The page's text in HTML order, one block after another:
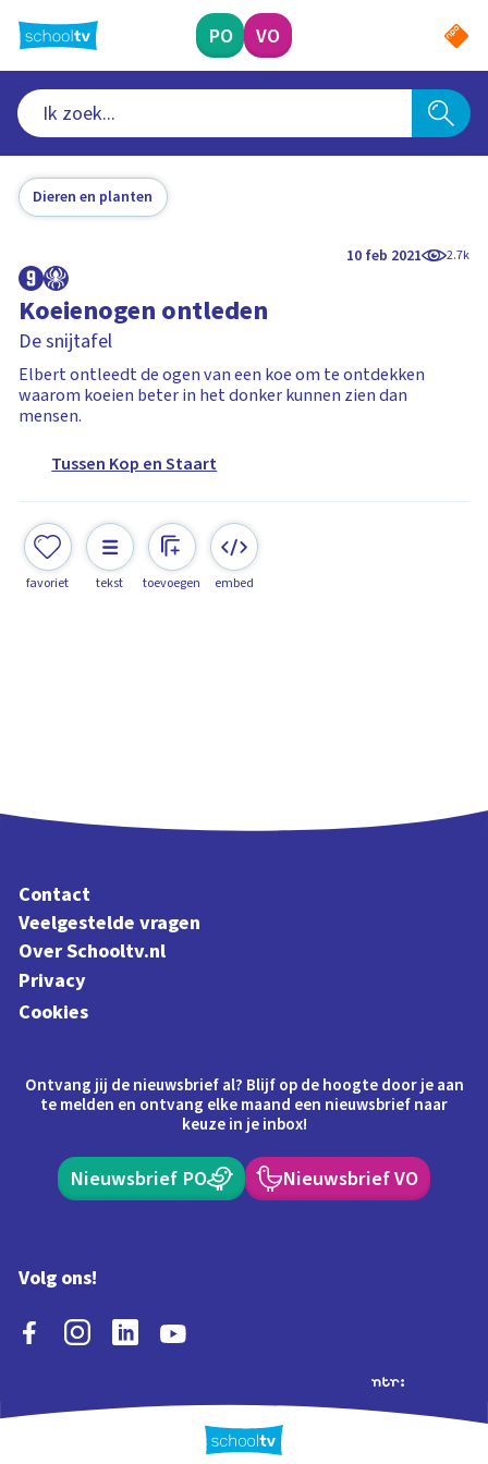
naar
hoofdinhoud
PO VO
Dieren en planten
10 feb 2021 2.7k
Koeienogen ontleden
De snijtafel
Elbert ontleedt de ogen van een koe om te ontdekken
waarom koeien beter in het donker kunnen zien dan
mensen.
Tussen Kop en Staart
favoriet tekst toevoegen embed
Contact
Veelgestelde vragen
Over Schooltv.nl
Privacy
Cookies
Ontvang jij de nieuwsbrief al? Blijf op de hoogte door je aan
te melden en ontvang elke maand een nieuwsbrief naar
keuze in je inbox!
Nieuwsbrief PO Nieuwsbrief VO
Volg ons!